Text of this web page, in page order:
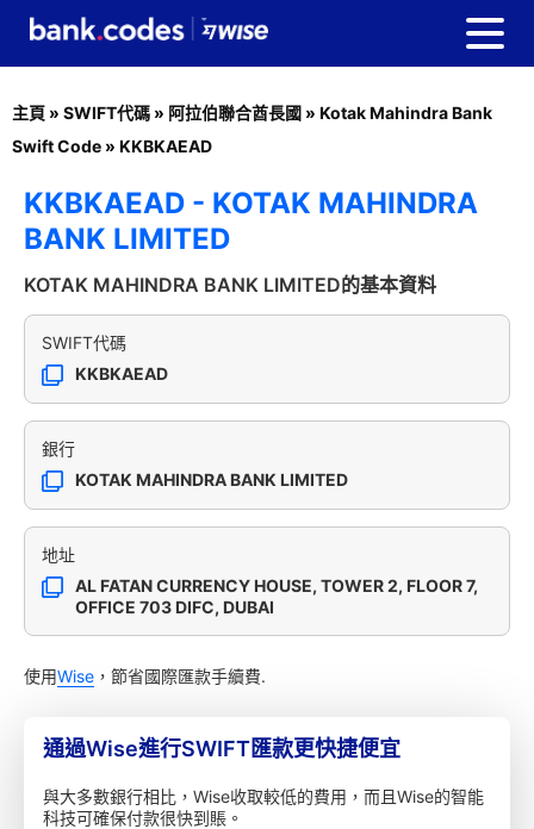
主頁 » SWIFT代碼 » 阿拉伯聯合酋長國 » Kotak Mahindra Bank
Swift Code » KKBKAEAD
KKBKAEAD - KOTAK MAHINDRA
BANK LIMITED
KOTAK MAHINDRA BANK LIMITED的基本資料
SWIFT代碼
KKBKAEAD
銀行
KOTAK MAHINDRA BANK LIMITED
地址
AL FATAN CURRENCY HOUSE, TOWER 2, FLOOR 7,
OFFICE 703 DIFC, DUBAI
使用Wise ，節省國際匯款手續費.
通過Wise進行SWIFT匯款更快捷便宜
與大多數銀行相比，Wise收取較低的費用，而且Wise的智能
科技可確保付款很快到賬。